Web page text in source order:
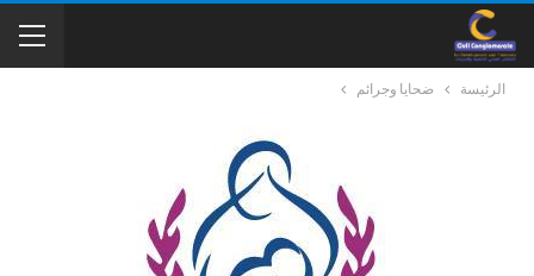
الرئيسة ضحايا وجرائم